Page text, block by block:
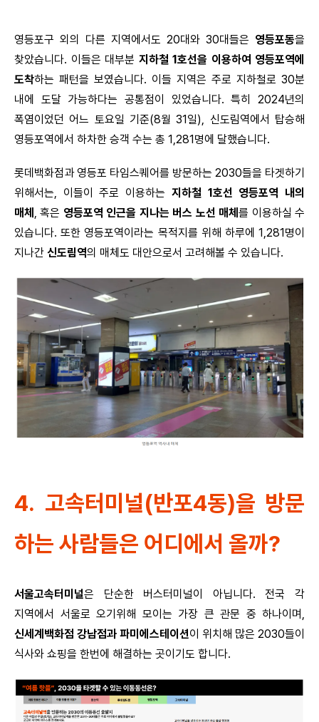
영등포구 외의 다른 지역에서도 20대와 30대들은 영등포동을
찾았습니다. 이들은 대부분 지하철 1호선을 이용하여 영등포역에
도착하는 패턴을 보였습니다. 이들 지역은 주로 지하철로 30분
내에 도달 가능하다는 공통점이 있었습니다. 특히 2024년의
폭염이었던 어느 토요일 기준(8월 31일), 신도림역에서 탑승해
영등포역에서 하차한 승객 수는 총 1,281명에 달했습니다.
롯데백화점과 영등포 타임스퀘어를 방문하는 2030들을 타겟하기
위해서는, 이들이 주로 이용하는 지하철 1호선 영등포역 내의
매체
, 혹은 영등포역 인근을 지나는 버스 노선 매체를 이용하실 수
있습니다. 또한 영등포역이라는 목적지를 위해 하루에 1,281명이
지나간 신도림역의 매체도 대안으로서 고려해볼 수 있습니다.
4. 고속터미널(반포4동)을 방문
하는 사람들은 어디에서 올까?
서울고속터미널은 단순한 버스터미널이 아닙니다. 전국 각
지역에서 서울로 오기위해 모이는 가장 큰 관문 중 하나이며,
신세계백화점 강남점과 파미에스테이션이 위치해 많은 2030들이
식사와 쇼핑을 한번에 해결하는 곳이기도 합니다.